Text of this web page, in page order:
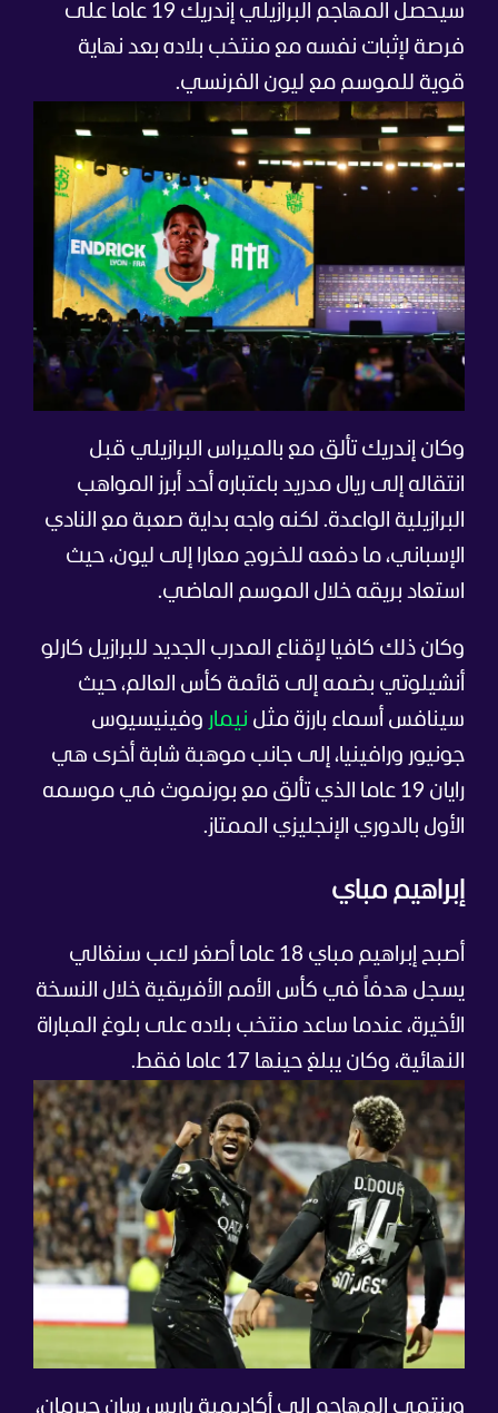
سيحصل المهاجم البرازيلي إندريك 19 عاما على
فرصة لإثبات نفسه مع منتخب بلاده بعد نهاية
قوية للموسم مع ليون الفرنسي.
وكان إندريك تألق مع بالميراس البرازيلي قبل
انتقاله إلى ريال مدريد باعتباره أحد أبرز المواهب
البرازيلية الواعدة. لكنه واجه بداية صعبة مع النادي
الإسباني، ما دفعه للخروج معارا إلى ليون، حيث
استعاد بريقه خلال الموسم الماضي.
وكان ذلك كافيا لإقناع المدرب الجديد للبرازيل كارلو
أنشيلوتي بضمه إلى قائمة كأس العالم، حيث
سينافس أسماء بارزة مثل نيمار وفينيسيوس
جونيور ورافينيا، إلى جانب موهبة شابة أخرى هي
رايان 19 عاما الذي تألق مع بورنموث في موسمه
الأول بالدوري الإنجليزي الممتاز.
إبراهيم مباي
أصبح إبراهيم مباي 18 عاما أصغر لاعب سنغالي
يسجل هدفاً في كأس الأمم الأفريقية خلال النسخة
الأخيرة، عندما ساعد منتخب بلاده على بلوغ المباراة
النهائية، وكان يبلغ حينها 17 عاما فقط.
وينتمي المهاجم إلى أكاديمية باريس سان جيرمان،